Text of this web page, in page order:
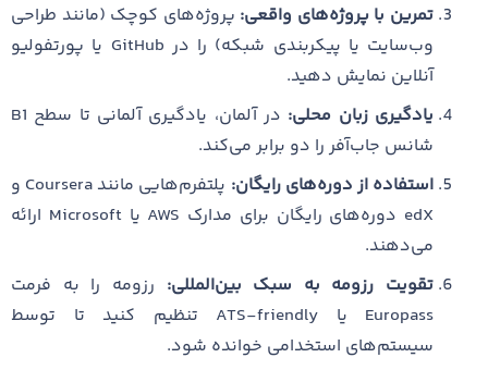
تمرین با پروژه‌های واقعی: پروژه‌های کوچک (مانند طراحی
وب‌سایت یا پیکربندی شبکه) را در GitHub یا پورتفولیو
آنلاین نمایش دهید.
یادگیری زبان محلی:
در آلمان، یادگیری آلمانی تا سطح B1
شانس جاب‌آفر را دو برابر می‌کند.
استفاده از دوره‌های رایگان:
پلتفرم‌هایی مانند Coursera و
edX دوره‌های رایگان برای مدارک AWS یا Microsoft ارائه
می‌دهند.
تقویت رزومه به سبک بین‌المللی: رزومه را به فرمت
Europass یا ATS-friendly تنظیم کنید تا توسط
سیستم‌های استخدامی خوانده شود.